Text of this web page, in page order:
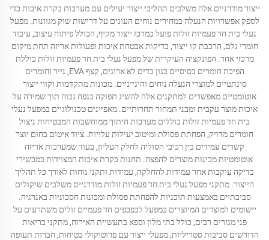
ייצור מודרניים אלה משלבים תהליכי ייצור יעילים עם מערכות בקרת איכות כדי
לספק אפשרויות הנעלה במחירים נוחים העונים על דרישות שוק מגוונות. מפעל
נעלי בית חד פעמיות זולות פועל כמרכז ייצור מקיף, הכולל פיתוח עיצוב, עיבוד
חומרי גלם, הרכבת קו ייצור, בדיקות אבטחת איכות ופעולות אריזה תחת מיקום
מרכזי אחד. הפונקציה העיקרית של מפעל נעלי בית חד פעמיות זולות כוללת
הפיכת חומרים בסיסיים כגון בדים לא ארוגים, קצף EVA, נייר וחומרים
סינתטיים למוצרי הנעלה נוחים והיגייניים. מכונות מתקדמות וקווי ייצור
אוטומטיים מאפשרים למתקנים אלה להשיג תפוקה בנפח גבוה תוך שמירה על
איכות מוצר עקבית ומבני תמחור תחרותיים. מאפיינים טכנולוגיים במפעל נעלי
בית חד פעמיות זולות כוללים מערכות חיתוך ממוחשבות המבטיחות ניצול
חומרים מדויק, הפחתת פסולת ומיטוב יעילות עלויות. ציוד איטום בחום יוצר
קשרים עמידים בין רכיבי הסוליה לחלק העליון, בעוד שמערכות אריזה
אוטומטיות מכינות מוצרים להפצה. תחנות בקרת איכות המצוידות במכשירי
בדיקה עוקבות אחר עמידות להחלקה, עמידות ותקני נוחות לאורך כל תהליך
הייצור. מתקני מפעל נעלי בית חד פעמיות זולות מודרניים משלבים שיקולים
סביבתיים באמצעות תוכניות להפחתת פסולת ומכונות חסכוניות באנרגיה.
יישומים למוצרים המיוצרים במפעל לכפכפים חד פעמיים זולים משתרעים על
פני מגזרים רבים, כולל בתי מלון וספא בתעשיית האירוח, מתקני בריאות
הדורשים סביבות סטריליות, מפעלי ייצור עם פרוטוקולי בטיחות, חברות תעופה